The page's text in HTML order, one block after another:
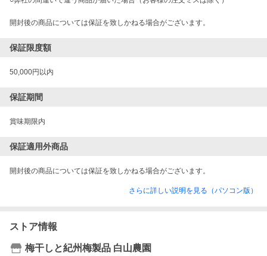
開封後の商品については保証を致しかねる場合がございます。
保証限度額
50,000円以内
保証期間
賞味期限内
保証適用外商品
開封後の商品については保証を致しかねる場合がございます。
さらに詳しい説明を見る（パソコン版）
ストア情報
梅干しと紀州梅製品 白山農園